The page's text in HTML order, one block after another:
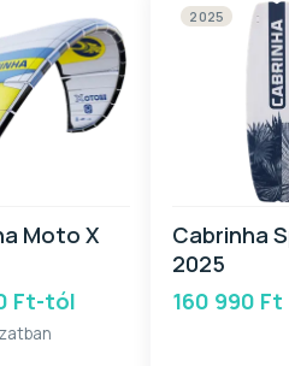
Moto X
Ft-tól
2025
Cabrinha
2025
160 990 Ft